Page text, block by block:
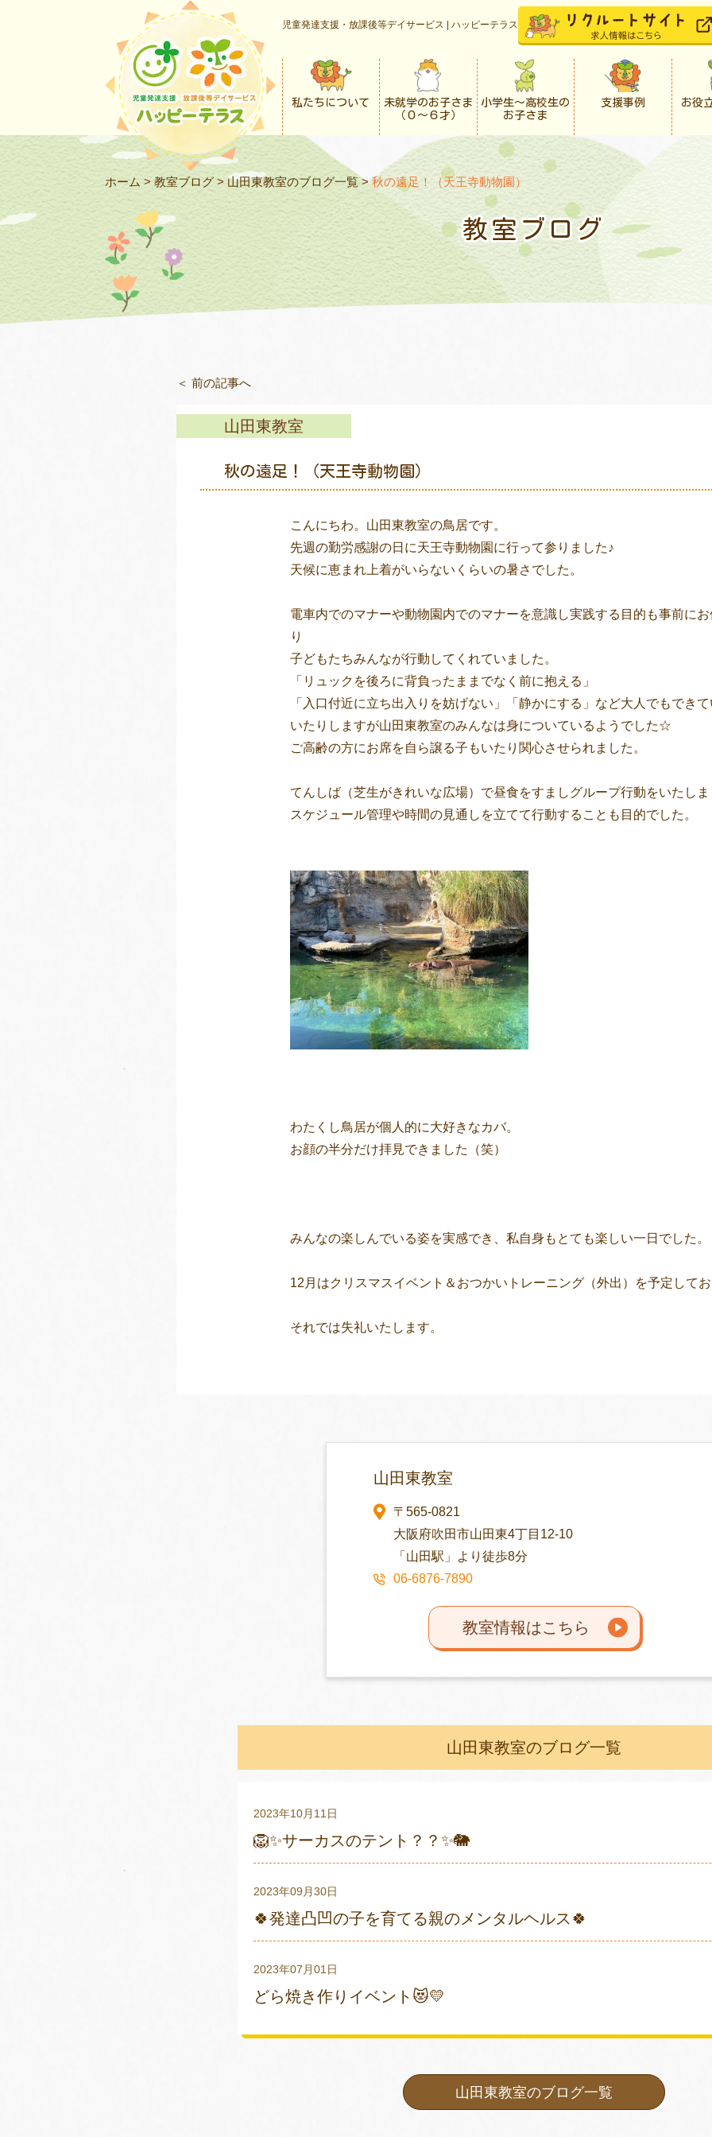
児童発達支援・放課後等デイサービス | ハッピーテラス
私たちについて
未就学のお子さま
（０〜６才）
小学生〜高校生の
お子さま
支援事例 お役
ホーム > 教室ブログ > 山田東教室のブログ一覧>秋の遠足！（天王寺動物園）
教室ブログ
＜ 前の記事へ
山田東教室
秋の遠足！（天王寺動物園）
こんにちわ。山田東教室の鳥居です。
先週の勤労感謝の日に天王寺動物園に行って参りました♪
天候に恵まれ上着がいらないくらいの暑さでした。
電車内でのマナーや動物園内でのマナーを意識し実践する目的も事前に
り
子どもたちみんなが行動してくれていました。
「リュックを後ろに背負ったままでなく前に抱える」
「入口付近に立ち出入りを妨げない」「静かにする」など大人でもでき
いたりしますが山田東教室のみんなは身についているようでした☆
ご高齢の方にお席を自ら譲る子もいたり関心させられました。
てんしば（芝生がきれいな広場）で昼食をすましグループ行動をいたし
スケジュール管理や時間の見通しを立てて行動することも目的でした。
わたくし鳥居が個人的に大好きなカバ。
お顔の半分だけ拝見できました（笑）
みんなの楽しんでいる姿を実感でき、私自身もとても楽しい一日でした。
12月はクリスマスイベント＆おつかいトレーニング（外出）を予定して
それでは失礼いたします。
山田東教室
〒565-0821
大阪府吹田市山田東4丁目12-10
「山田駅」より徒歩8分
06-6876-7890
教室情報はこちら
山田東教室のブログ一覧
2023年10月11日
🦁✨サーカスのテント？？✨🐘
2023年09月30日
🍀発達凸凹の子を育てる親のメンタルヘルス🍀
2023年07月01日
どら焼き作りイベント😻💛
山田東教室のブログ一覧